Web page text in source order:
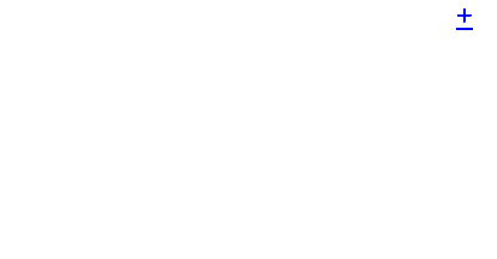
+
+
+
+
+
+
+
+
+